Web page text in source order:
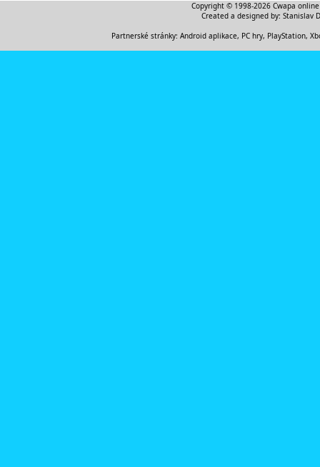
Copyright © 1998-2026 Cwapa
Created a designed by: Stanislav
Partnerské stránky: Android aplikace, PC hry, PlayStation,